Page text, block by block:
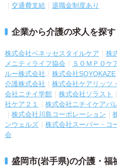
交通費支給 退職金制度あり
企業から介護の求人を探す
株式会社ベネッセスタイルケア 株
メニティライフ協会
ＳＯＭＰＯケ
ルー株式会社
株式会社SOYOKAZE
介護株式会社
株式会社ケアリッツ
会社ニチイ学館
株式会社ソラスト
社ケア２１
株式会社ニチイケアパ
株式会社川島コーポレーション
ンウェルズ
株式会社スーパー・コ
会
盛岡市(岩手県)の介護・福